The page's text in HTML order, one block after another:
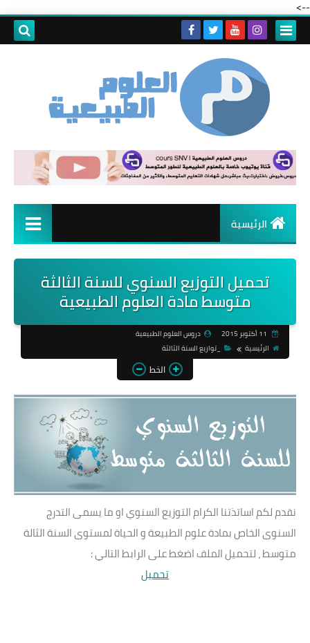
-->
الرئيسية
تحميل التوزيع السنوي للسنة الثالثة
متوسط مادة العلوم الطبيعية
دروس العلوم الطبيعية
الرئيسية
_توازيع السنة الثالثة
الخط
نقدم لكم اساتذتنا الكرام التوزيع السنوي او ما يسمى التدرج
السنوى الخاص بمادة علوم الطبيعة و الحياة لمستوى السنة الثالة
متوسط ، لتحميل الملف اضغط على الرابط التالي :
تحميل